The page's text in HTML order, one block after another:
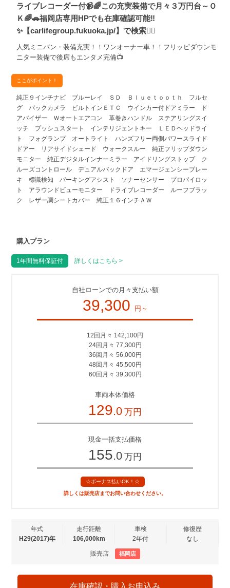
ライブレコーダー付📹🌈この充実装備で月々３万円台～Ｏ
Ｋ🌈🚗福岡店専用HPでも在庫確認可能‼
✨【carlifegroup.fukuoka.jp/】で検索🕵️‍♂️
人気ミニバン・装備充実！！ワンオーナー車！！フリッピダウンモ
ニター装備で後席もエンタメ完備📺
ここがポイント！
純正９インチナビ ブルーレイ ＳＤ Ｂｌｕｅｔｏｏｔｈ フルセ
グ バックカメラ ビルトインＥＴＣ ウインカー付ドアミラー ド
アバイザー Ｗオートエアコン 革巻きハンドル ステアリングスイ
ッチ プッシュスタート インテリジェントキー ＬＥＤヘッドライ
ト フォグランプ オートライト ハンズフリー両側パワースライド
ドアー リアサイドシェード ウォークスルー 純正フリップダウン
モニター 純正デジタルインナーミラー アイドリングストップ ク
ルーズコントロール デュアルバックドア エマージェンシーブレー
キ 標識検知 パーキングアシスト ソナーセンサー プロパイロッ
ト アラウンドビューモニター ドライブレコーダー ルーフブラッ
ク レザー調シートカバー 純正１６インチＡＷ
購入プラン
1年間無料保証付 詳しくはこちら >
自社ローンでの月々支払い額
39,300 円～
12回月々 142,100円
24回月々 77,300円
36回月々 56,000円
48回月々 45,500円
60回月々 39,300円
車両本体価格
129.0 万円
現金一括支払価格
155.0 万円
☆ボーナス払いOK！☆
詳しくは販売店までお問い合わせください。
年式
H29(2017)年
走行距離
106,000km
車検
2年付
修復歴
なし
販売店 福岡店